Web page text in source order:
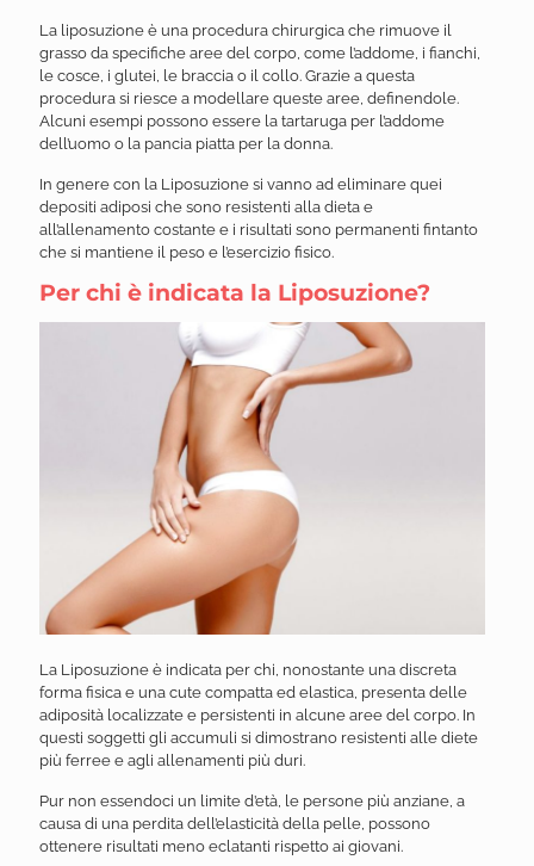
La liposuzione è una procedura chirurgica che rimuove il
grasso da specifiche aree del corpo, come l’addome, i fianchi,
le cosce, i glutei, le braccia o il collo. Grazie a questa
procedura si riesce a modellare queste aree, definendole.
Alcuni esempi possono essere la tartaruga per l’addome
dell’uomo o la pancia piatta per la donna.
In genere con la Liposuzione si vanno ad eliminare quei
depositi adiposi che sono resistenti alla dieta e
all’allenamento costante e i risultati sono permanenti fintanto
che si mantiene il peso e l’esercizio fisico.
Per chi è indicata la Liposuzione?
La Liposuzione è indicata per chi, nonostante una discreta
forma fisica e una cute compatta ed elastica, presenta delle
adiposità localizzate e persistenti in alcune aree del corpo. In
questi soggetti gli accumuli si dimostrano resistenti alle diete
più ferree e agli allenamenti più duri.
Pur non essendoci un limite d’età, le persone più anziane, a
causa di una perdita dell’elasticità della pelle, possono
ottenere risultati meno eclatanti rispetto ai giovani.